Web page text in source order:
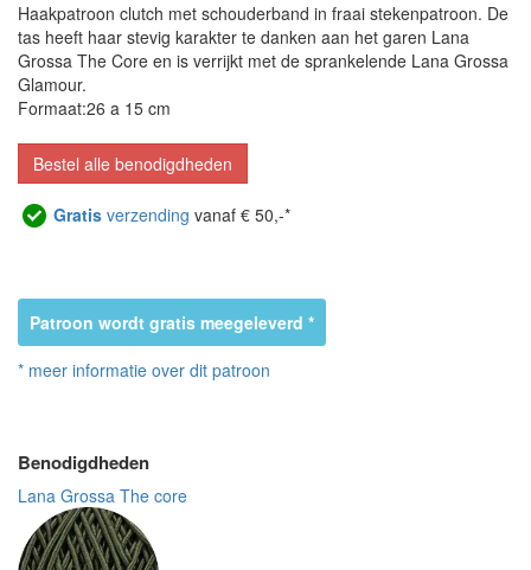
Haakpatroon clutch met schouderband in fraai stekenpatroon. De
tas heeft haar stevig karakter te danken aan het garen Lana
Grossa The Core en is verrijkt met de sprankelende Lana Grossa
Glamour.
Formaat:26 a 15 cm
Bestel alle benodigdheden
Gratis verzending vanaf € 50,-*
Patroon wordt gratis meegeleverd *
* meer informatie over dit patroon
Benodigdheden
Lana Grossa The core